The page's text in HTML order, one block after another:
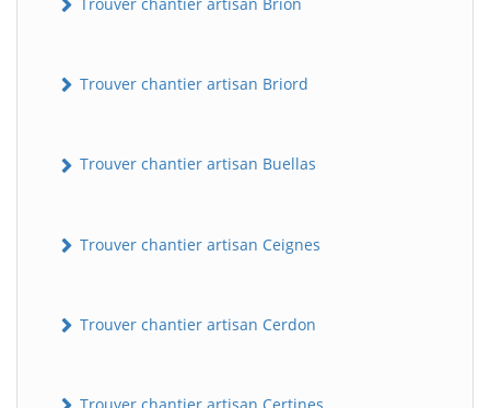
Trouver chantier artisan Briord
Trouver chantier artisan Buellas
Trouver chantier artisan Ceignes
Trouver chantier artisan Cerdon